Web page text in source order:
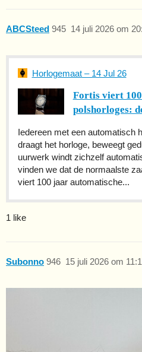
ABCSteed 14 juli 2026 om
945
Horlogemaat – 14 Jul 26
Fortis viert
polshorloges:
Iedereen met een automatisch
draagt het horloge, beweegt
uurwerk windt zichzelf
vinden we dat de normaalste
viert 100 jaar automatische...
1 like
Subonno 15 juli 2026 om
946